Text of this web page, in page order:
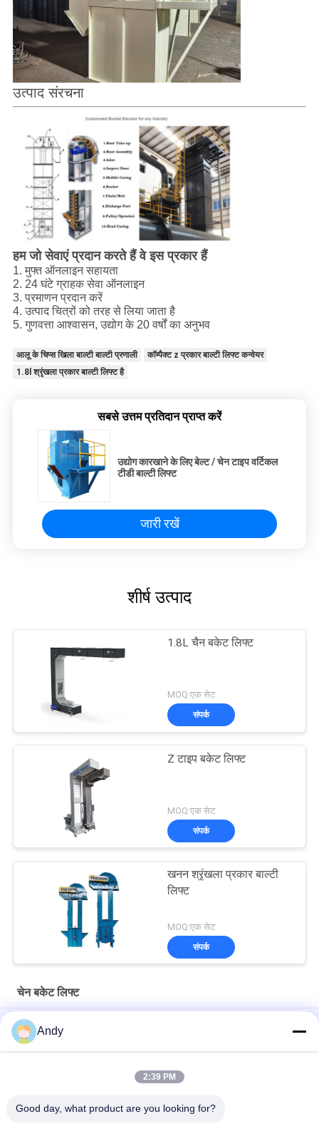
उत्पाद संरचना
हम जो सेवाएं प्रदान करते हैं वे इस प्रकार हैं
1. मुफ्त ऑनलाइन सहायता
2. 24 घंटे ग्राहक सेवा ऑनलाइन
3. प्रमाणन प्रदान करें
4. उत्पाद चित्रों को तरह से लिया जाता है
5. गुणवत्ता आश्वासन, उद्योग के 20 वर्षों का अनुभव
आलू के चिप्स खिला बाल्टी बाल्टी प्रणाली
कॉम्पैक्ट z प्रकार बाल्टी लिफ्ट कन्वेयर
1.8l श्रृंखला प्रकार बाल्टी लिफ्ट है
सबसे उत्तम प्रतिदान प्राप्त करें
उद्योग कारखाने के लिए बेल्ट / चेन टाइप वर्टिकल
टीडी बाल्टी लिफ्ट
जारी रखें
शीर्ष उत्पाद
1.8L चैन बकेट लिफ्ट
MOQ:एक सेट
संपर्क
Z टाइप बकेट लिफ्ट
MOQ:एक सेट
संपर्क
खनन श्रृंखला प्रकार बाल्टी
लिफ्ट
MOQ:एक सेट
संपर्क
चेन बकेट लिफ्ट
ग्रेन्यूल पैकिंग मशीन के लिए पूरी तरह से संलग्न टिपिंग Z बाल्टी लिफ्ट कन्वेयर
304 स्टेनलेस स्टील Z बाल्टी लिफ्ट कन्वेयर कैंडी पैकेजिंग लिफ्टिंग मशीन
कस्टमाइज करने योग्य NE 2.5-260L चेन बकेट लिफ्ट अनाज अयस्क के लिए
Andy
2:39 PM
Good day, what product are you looking for?